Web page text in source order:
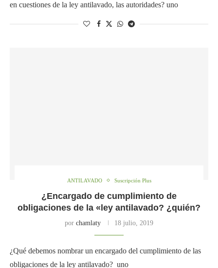
en cuestiones de la ley antilavado, las autoridades? uno
ANTILAVADO Suscripción Plus
¿Encargado de cumplimiento de
obligaciones de la «ley antilavado? ¿quién?
por chamlaty 18 julio, 2019
¿Qué debemos nombrar un encargado del cumplimiento de las
obligaciones de la ley antilavado? uno